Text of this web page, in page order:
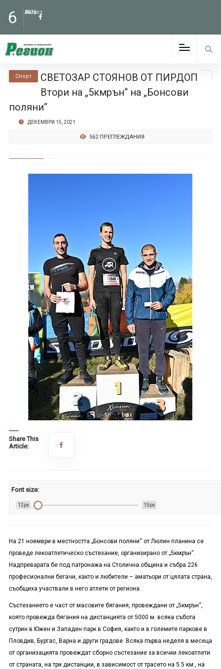
6 Август
2026
Спорт
СВЕТОЗАР СТОЯНОВ ОТ ПИРДОП
Втори на „5кмрън“ на „Бонсови
поляни“
ДЕКЕМВРИ 15, 2021
562 ПРЕГЛЕЖДАНИЯ
Share This
Article:
Font size:
12px 15px
На 21 ноември в местността „Бонсови поляни“ от Люлин планина се
проведе лекоатлетическо състезание, организирано от „5кмрън“.
Надпреварата бе под патронажа на Столична община и събра 226
професионални бегачи, както и любители – аматьори от цялата страна,
съобщиха участвали в него атлети от региона.
Състезанието е част от масовите бягания, провеждани от „5кмрън“,
която провежда бягания на дистанцията от 5000 м. всяка събота
сутрин в Южен и Западен парк в София, както и в големите паркове в
Пловдив, Бургас, Варна и други градове. Всяка първа неделя в месеца
от организацията провеждат сборно състезание за всички лекоатлети
от страната, на три дистанции, в зависимост от трасето на 5.5 км., на